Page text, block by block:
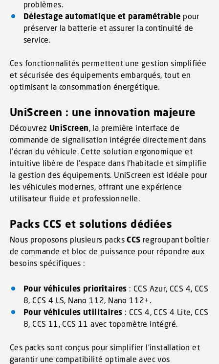
problèmes.
Délestage automatique et paramétrable pour
préserver la batterie et assurer la continuité de
service.
Ces fonctionnalités permettent une gestion simplifiée
et sécurisée des équipements embarqués, tout en
optimisant la consommation énergétique.
UniScreen : une innovation majeure
Découvrez UniScreen , la première interface de
commande de signalisation intégrée directement dans
l’écran du véhicule. Cette solution ergonomique et
intuitive libère de l’espace dans l’habitacle et simplifie
la gestion des équipements. UniScreen est idéale pour
les véhicules modernes, offrant une expérience
utilisateur fluide et professionnelle.
Packs CCS et solutions dédiées
Nous proposons plusieurs packsCCS regroupant boîtier
de commande et bloc de puissance pour répondre aux
besoins spécifiques :
Pour véhicules prioritaires : CCS Azur, CCS 4, CCS
8, CCS 4 LS, Nano 112, Nano 112+.
Pour véhicules utilitaires : CCS 4, CCS 4 Lite, CCS
8, CCS 11, CCS 11 avec topomètre intégré.
Ces packs sont conçus pour simplifier l’installation et
garantir une compatibilité optimale avec vos